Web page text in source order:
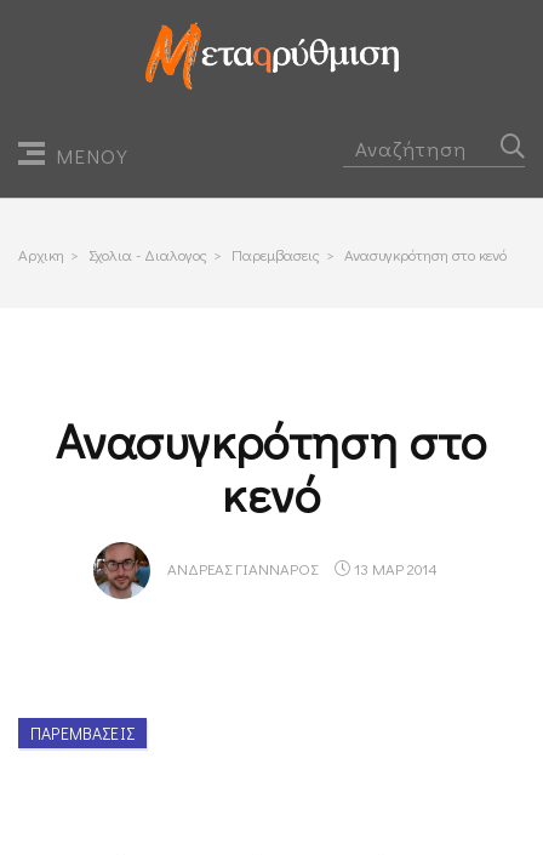
ΜΕΝΟΥ
Αρχικη > Σχολια - Διαλογος > Παρεμβασεις > Ανασυγκρότηση στο κενό
Ανασυγκρότηση στο
κενό
ΑΝΔΡΈΑΣ ΓΙΆΝΝΑΡΟΣ 13 ΜΑΡ 2014
ΠΑΡΕΜΒΆΣΕΙΣ